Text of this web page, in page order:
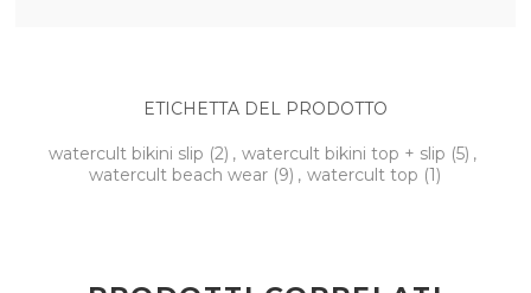
ETICHETTA DEL PRODOTTO
watercult bikini slip (2) , watercult bikini top + slip (5) ,
watercult beach wear (9) , watercult top (1)